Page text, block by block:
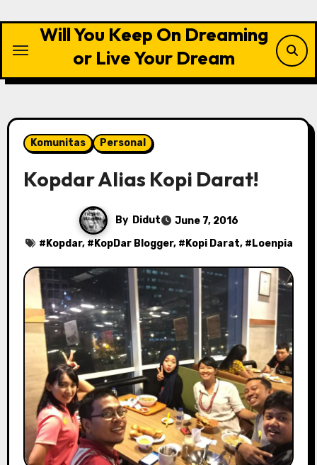
content
Will You Keep On Dreaming
or Live Your Dream
Komunitas Personal
Kopdar Alias Kopi Darat!
By Didut
June 7, 2016
# Kopdar, # KopDar Blogger, # Kopi Darat, # Loenpia